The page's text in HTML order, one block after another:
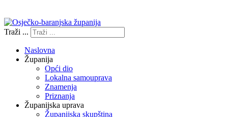
Traži ...
Naslovna
Županija
Opći dio
Lokalna samouprava
Znamenja
Priznanja
Županijska uprava
Županijska skupština